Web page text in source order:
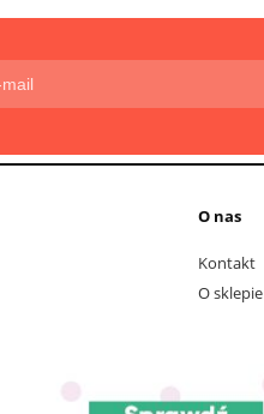
O nas
Kontakt
O sklepie